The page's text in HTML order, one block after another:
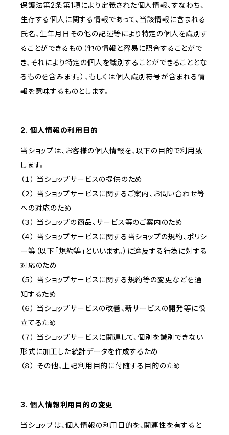
保護法第2条第1項により定義された個人情報、すなわち、
生存する個人に関する情報であって、当該情報に含まれる
氏名、生年月日その他の記述等により特定の個人を識別す
ることができるもの（他の情報と容易に照合することがで
き、それにより特定の個人を識別することができることとな
るものを含みます。）、もしくは個人識別符号が含まれる情
報を意味するものとします。
2. 個人情報の利用目的
当ショップは、お客様の個人情報を、以下の目的で利用致
します。
（１） 当ショップサービスの提供のため
（２） 当ショップサービスに関するご案内、お問い合わせ等
への対応のため
（３） 当ショップの商品、サービス等のご案内のため
（４） 当ショップサービスに関する当ショップの規約、ポリシ
ー等（以下「規約等」といいます。）に違反する行為に対する
対応のため
（５） 当ショップサービスに関する規約等の変更などを通
知するため
（６） 当ショップサービスの改善、新サービスの開発等に役
立てるため
（７） 当ショップサービスに関連して、個別を識別できない
形式に加工した統計データを作成するため
（８） その他、上記利用目的に付随する目的のため
3. 個人情報利用目的の変更
当ショップは、個人情報の利用目的を、関連性を有すると